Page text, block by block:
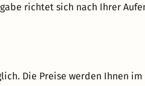
richtet sich nach Ihrer
Die Preise werden Ihnen